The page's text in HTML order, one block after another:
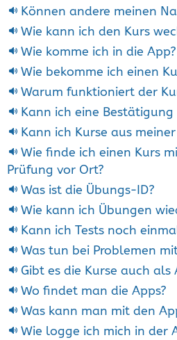
Können andere meinen
Wie kann ich den Kurs
Wie komme ich in die App?
Wie bekomme ich einen
Warum funktioniert der
Kann ich eine Bestätigung
Kann ich Kurse aus
Wie finde ich einen Kurs
Prüfung vor Ort?
Was ist die Übungs-ID?
Wie kann ich Übungen
Kann ich Tests noch
Was tun bei Problemen
Gibt es die Kurse auch als
Wo findet man die Apps?
Was kann man mit den
Wie logge ich mich in der